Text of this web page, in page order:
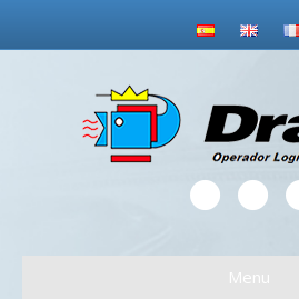
c
o
g
Menu